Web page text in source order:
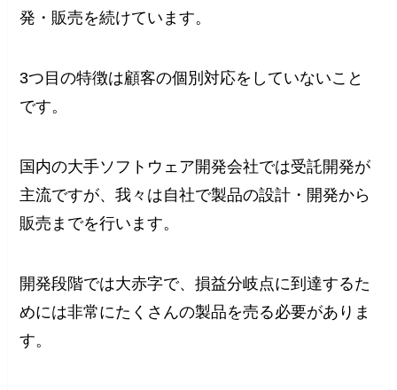
発・販売を続けています。
3つ目の特徴は顧客の個別対応をしていないこと
です。
国内の大手ソフトウェア開発会社では受託開発が
主流ですが、我々は自社で製品の設計・開発から
販売までを行います。
開発段階では大赤字で、損益分岐点に到達するた
めには非常にたくさんの製品を売る必要がありま
す。